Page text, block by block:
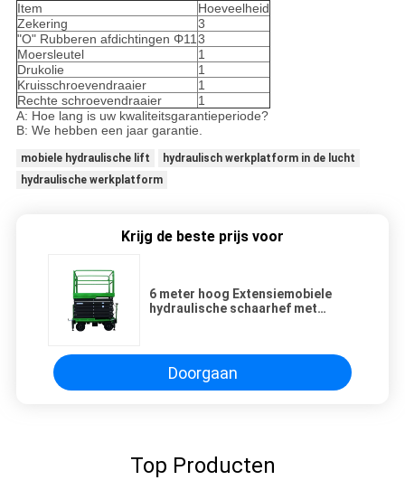
Item
Hoeveelheid
Zekering
3
"O" Rubberen afdichtingen Φ113
Moersleutel
1
Drukolie
1
Kruisschroevendraaier
1
Rechte schroevendraaier
1
A: Hoe lang is uw kwaliteitsgarantieperiode?
B: We hebben een jaar garantie.
mobiele hydraulische lift
hydraulisch werkplatform in de lucht
hydraulische werkplatform
Krijg de beste prijs voor
6 meter hoog Extensiemobiele
hydraulische schaarhef met
Doorgaan
Top Producten